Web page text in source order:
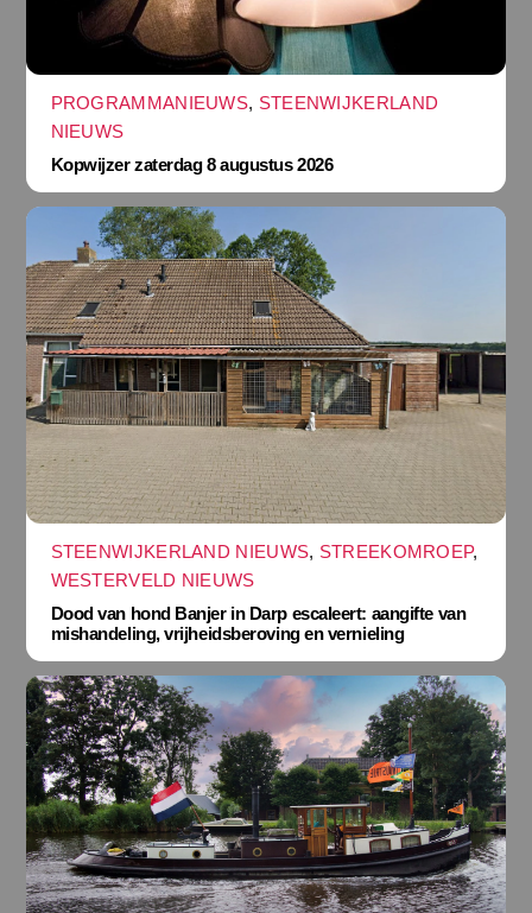
PROGRAMMANIEUWS, STEENWIJKERLAND
NIEUWS
Kopwijzer zaterdag 8 augustus 2026
STEENWIJKERLAND NIEUWS, STREEKOMROEP,
WESTERVELD NIEUWS
Dood van hond Banjer in Darp escaleert: aangifte van
mishandeling, vrijheidsberoving en vernieling